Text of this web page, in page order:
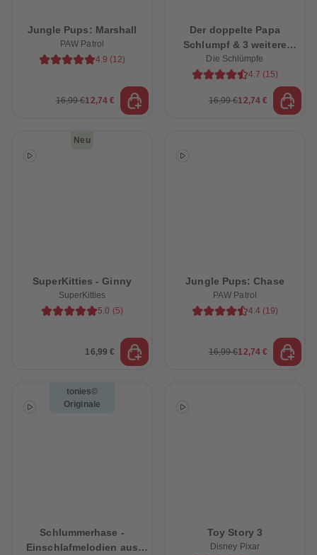
Jungle Pups: Marshall
PAW Patrol
4.9 (12)
16,99 €12,74 €
Der doppelte Papa
Schlumpf & 3 weitere
schlumpfige Abenteuer
Die Schlümpfe
4.7 (15)
16,99 €12,74 €
Neu
SuperKitties - Ginny
SuperKitties
5.0 (5)
16,99 €
Jungle Pups: Chase
PAW Patrol
4.4 (19)
16,99 €12,74 €
tonies©
Originale
Schlummerhase -
Einschlafmelodien aus
Toy Story 3
Disney Pixar